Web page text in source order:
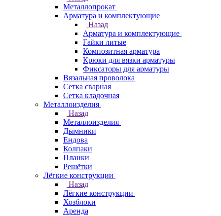
Металлопрокат
Арматура и комплектующие
Назад
Арматура и комплектующие
Гайки литые
Композитная арматура
Крюки для вязки арматуры
Фиксаторы для арматуры
Вязальная проволока
Сетка сварная
Сетка кладочная
Металлоизделия
Назад
Металлоизделия
Дымники
Ендова
Колпаки
Планки
Решётки
Лёгкие конструкции
Назад
Лёгкие конструкции
Хозблоки
Аренда